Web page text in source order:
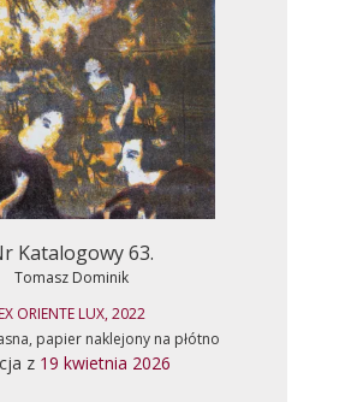
Katalogowy 63.
Tomasz Dominik
EX ORIENTE LUX, 2022
papier naklejony na płótno
z 19 kwietnia 2026